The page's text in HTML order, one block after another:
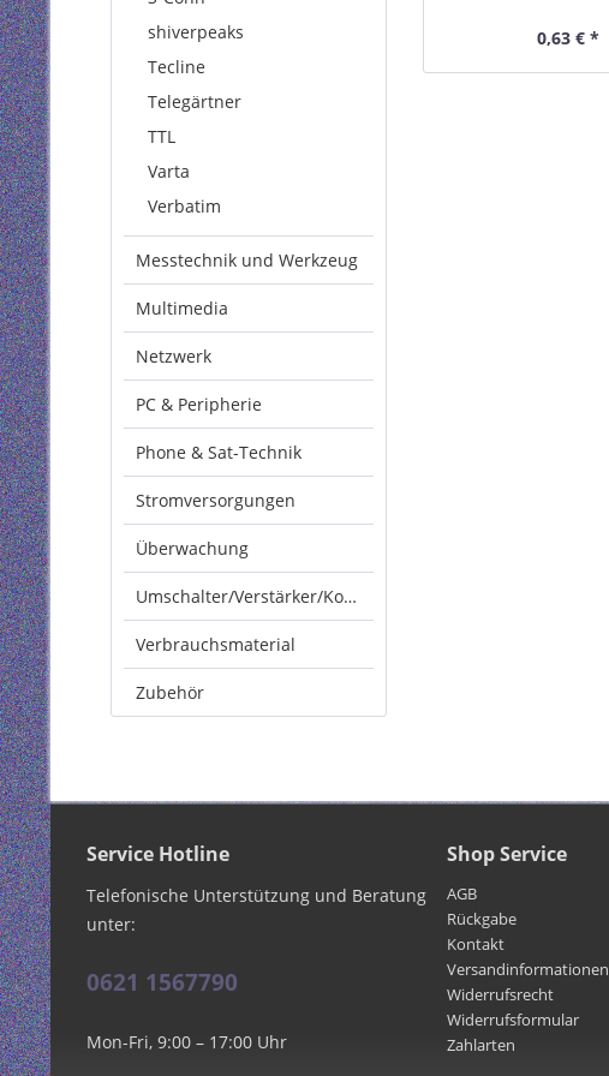
shiverpeaks
Tecline
Telegärtner
TTL
Varta
Verbatim
Messtechnik und Werkzeug
Multimedia
Netzwerk
PC & Peripherie
Phone & Sat-Technik
Stromversorgungen
Überwachung
Umschalter/Verstärker/Konverter
Verbrauchsmaterial
Zubehör
0,63 € *
Service Hotline
Telefonische Unterstützung und Beratung
unter:
0621 1567790
Mon-Fri, 9:00 – 17:00 Uhr
Shop Service
AGB
Rückgabe
Kontakt
Versandinformationen
Widerrufsrecht
Widerrufsformular
Zahlarten